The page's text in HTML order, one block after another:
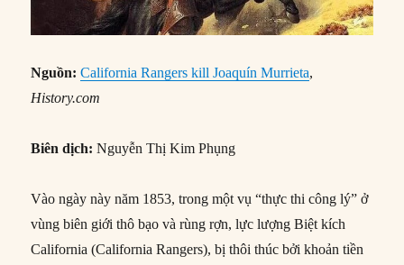
Nguồn:California Rangers kill Joaquín Murrieta,
History.com
Biên dịch: Nguyễn Thị Kim Phụng
Vào ngày này năm 1853, trong một vụ “thực thi công lý” ở
vùng biên giới thô bạo và rùng rợn, lực lượng Biệt kích
California (California Rangers), bị thôi thúc bởi khoản tiền